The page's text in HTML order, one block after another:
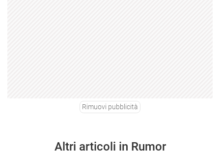
Rimuovi pubblicità
Altri articoli in Rumor